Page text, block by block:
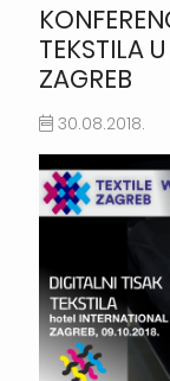
TEKSTILA
ZAGREB
30.08.2018.